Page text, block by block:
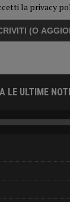
la privacy
LE ULTIME